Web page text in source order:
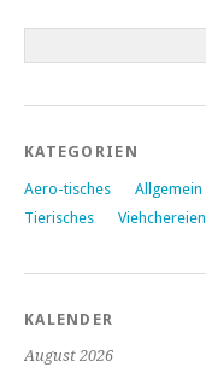
KATEGORIEN
Aero-tisches Allgemein
Tierisches
Viehchereien
KALENDER
August 2026